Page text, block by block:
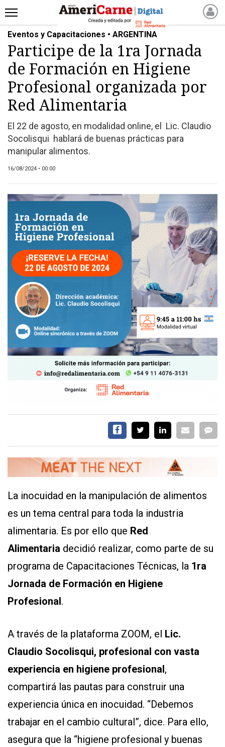
INICIO
NOTICIAS RECIENTES
NOTICIAS
ARTICULOS
PRODUCCIÓN
PROCESO
PRODUCTO
NUEVOS PRODUCTOS
MARKETPLACE
REVISTAS
CATÁLOGO DE CORTES
DE CARNE VACUNA
EVENTOS Y
CAPACITACIONES
DIRECTORIO
CALENDARIO
MEDIA KIT
TEMAS DESTACADOS
CARNE
FRIGORIFICO
VACAS
INVESTIGACIÓN
PREMIO
CONTÁCTENOS
TÉRMINOS
CONDICIONES
DE
DEL
SITIO
QUIENES
Eventos y Capacitaciones • ARGENTINA
Participe de la 1ra Jornada
de Formación en Higiene
Profesional organizada por
Red Alimentaria
El 22 de agosto, en modalidad online, el Lic. Claudio
Socolisqui hablará de buenas prácticas para
manipular alimentos.
16/08/2024 • 00:00
La inocuidad en la manipulación de alimentos
es un tema central para toda la industria
alimentaria. Es por ello que Red
Alimentaria decidió realizar, como parte de su
programa de Capacitaciones Técnicas, la 1ra
Jornada de Formación en Higiene
Profesional.
A través de la plataforma ZOOM, el Lic.
Claudio Socolisqui, profesional con vasta
experiencia en higiene profesional,
compartirá las pautas para construir una
experiencia única en inocuidad. “Debemos
trabajar en el cambio cultural”, dice. Para ello,
asegura que la “higiene profesional y buenas